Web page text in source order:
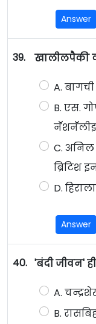
Answer
39. खालीलपैकी
A.
B. एस.
C.
ब्रिटिश
D.
Answer
40. 'बंदी जीवन'
A.
B.